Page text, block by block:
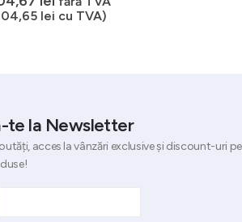
lei cu TVA)
te la Newsletter
acces la vânzări exclusive și discount-uri